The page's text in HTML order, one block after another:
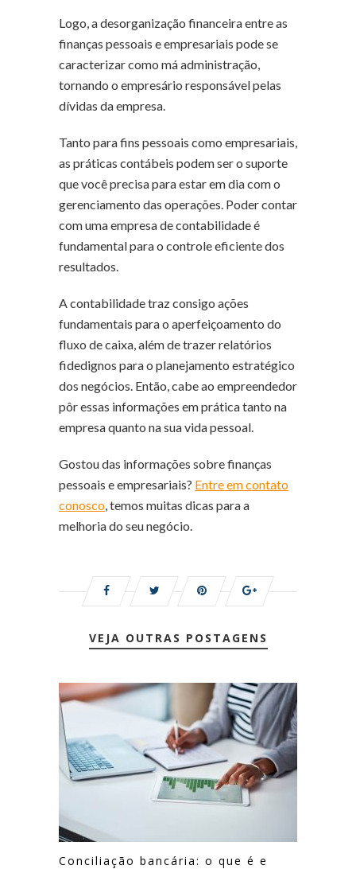
Logo, a desorganização financeira entre as
finanças pessoais e empresariais pode se
caracterizar como má administração,
tornando o empresário responsável pelas
dívidas da empresa.
Tanto para fins pessoais como empresariais,
as práticas contábeis podem ser o suporte
que você precisa para estar em dia com o
gerenciamento das operações. Poder contar
com uma empresa de contabilidade é
fundamental para o controle eficiente dos
resultados.
A contabilidade traz consigo ações
fundamentais para o aperfeiçoamento do
fluxo de caixa, além de trazer relatórios
fidedignos para o planejamento estratégico
dos negócios. Então, cabe ao empreendedor
pôr essas informações em prática tanto na
empresa quanto na sua vida pessoal.
Gostou das informações sobre finanças
pessoais e empresariais? Entre em contato
conosco , temos muitas dicas para a
melhoria do seu negócio.
VEJA OUTRAS POSTAGENS
Conciliação bancária: o que é e